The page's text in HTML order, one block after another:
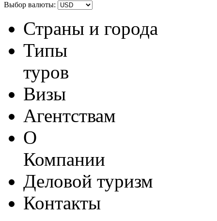
Выбор валюты:
Страны и города
Типы
туров
Визы
Агентствам
О
Компании
Деловой туризм
Контакты